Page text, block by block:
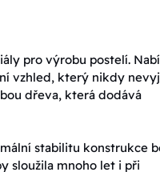
pro výrobu postelí.
vzhled, který nikdy
dřeva, která dodává
stabilitu konstrukce
sloužila mnoho let i při